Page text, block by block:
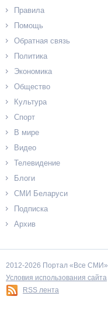
Правила
Помощь
Обратная связь
Политика
Экономика
Общество
Культура
Спорт
В мире
Видео
Телевидение
Блоги
СМИ Беларуси
Подписка
Архив
2012-2026 Портал «Все СМИ»
Условия использования сайта
RSS лента